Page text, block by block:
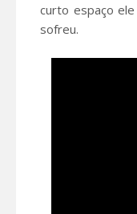
curto espaço
sofreu.